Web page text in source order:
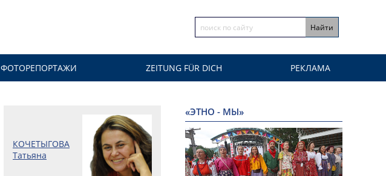
ФОТОРЕПОРТАЖИ ZEITUNG FÜR DICH РЕКЛАМА
КОЧЕТЫГОВА
Татьяна
«ЭТНО - МЫ»